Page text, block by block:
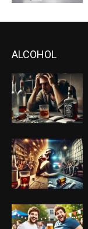
ALCOHOL